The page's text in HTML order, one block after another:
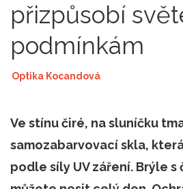
přizpůsobí
podmínkám
|Optika Kocandová
Ve stínu čiré, na sluníčku
samozabarvovací skla,
podle síly UV záření. Brýle